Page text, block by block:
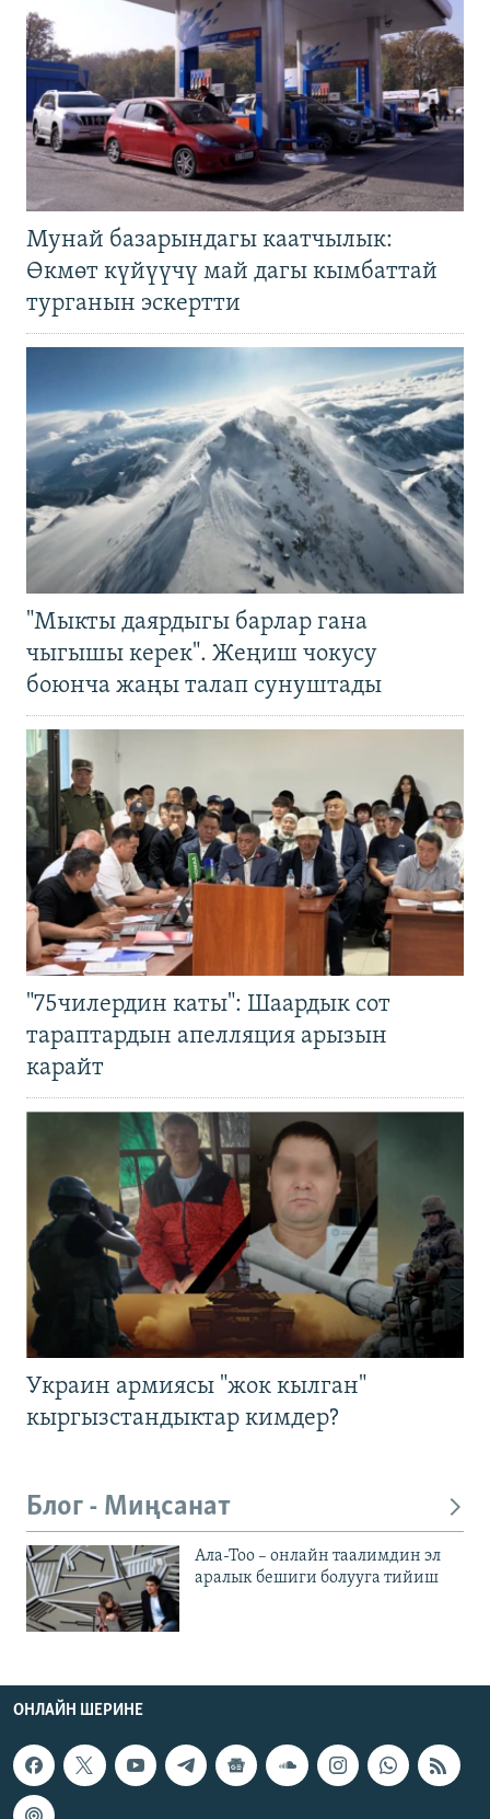
Мунай базарындагы каатчылык:
Өкмөт күйүүчү май дагы кымбаттай
турганын эскертти
"Мыкты даярдыгы барлар гана
чыгышы керек". Жеңиш чокусу
боюнча жаңы талап сунуштады
"75чилердин каты": Шаардык сот
тараптардын апелляция арызын
карайт
Украин армиясы "жок кылган"
кыргызстандыктар кимдер?
Блог - Миңсанат
Ала-Тоо – онлайн таалимдин эл
аралык бешиги болууга тийиш
ОНЛАЙН ШЕРИНЕ